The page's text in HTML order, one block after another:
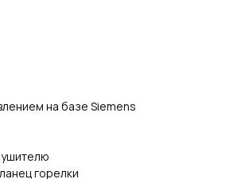
на базе Siemens
горелки